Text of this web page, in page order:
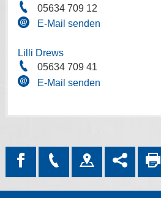
05634 709 12
E-Mail senden
Lilli Drews
05634 709 41
E-Mail senden